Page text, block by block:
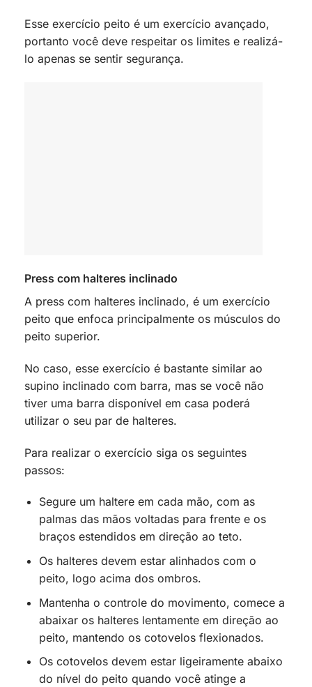
Esse exercício peito é um exercício avançado,
portanto você deve respeitar os limites e realizá-
lo apenas se sentir segurança.
Press com halteres inclinado
A press com halteres inclinado, é um exercício
peito que enfoca principalmente os músculos do
peito superior.
No caso, esse exercício é bastante similar ao
supino inclinado com barra, mas se você não
tiver uma barra disponível em casa poderá
utilizar o seu par de halteres.
Para realizar o exercício siga os seguintes
passos:
Segure um haltere em cada mão, com as
palmas das mãos voltadas para frente e os
braços estendidos em direção ao teto.
Os halteres devem estar alinhados com o
peito, logo acima dos ombros.
Mantenha o controle do movimento, comece a
abaixar os halteres lentamente em direção ao
peito, mantendo os cotovelos flexionados.
Os cotovelos devem estar ligeiramente abaixo
do nível do peito quando você atinge a